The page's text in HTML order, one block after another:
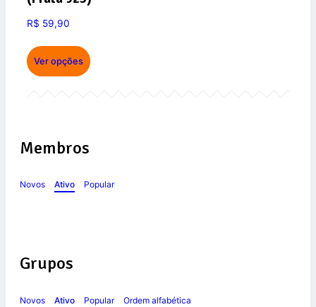
R$ 59,90
Ver opções
Membros
Novos Ativo Popular
Grupos
Novos Ativo Popular Ordem alfabética